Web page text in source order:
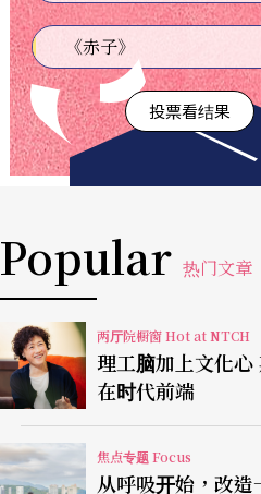
《赤子》
投票看结果
Popular 热门文章
两厅院橱窗 Hot at NTCH
理工脑加上文化
在时代前端
焦点专题 Focus
从呼吸开始，改造